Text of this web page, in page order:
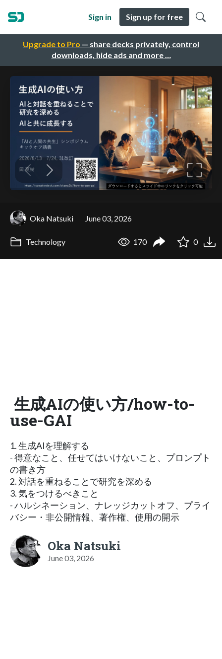
Upgrade to Pro — share decks privately, control
downloads, hide ads and more …
Sign in Sign up for free
Oka Natsuki June 03, 2026
Technology 170 0
生成AIの使い方/how-to-
use-GAI
1. 生成AIを理解する
- 得意なこと、任せてはいけないこと、プロンプト
の書き方
2. 対話を重ねることで研究を深める
3. 気をつけるべきこと
- ハルシネーション、ナレッジカットオフ、プライ
バシー・非公開情報、著作権、使用の開示
Oka Natsuki
June 03, 2026